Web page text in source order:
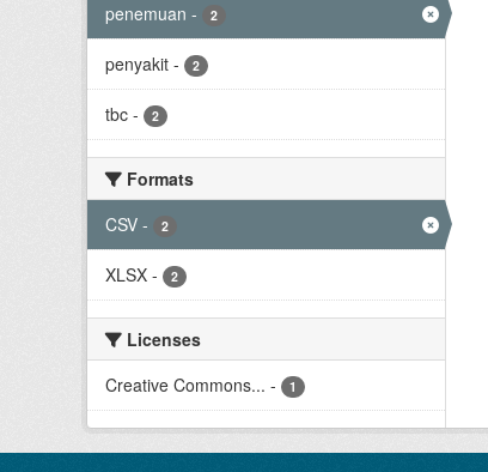
penemuan - 2
penyakit - 2
tbc - 2
Formats
CSV - 2
XLSX - 2
Licenses
Creative Commons... - 1